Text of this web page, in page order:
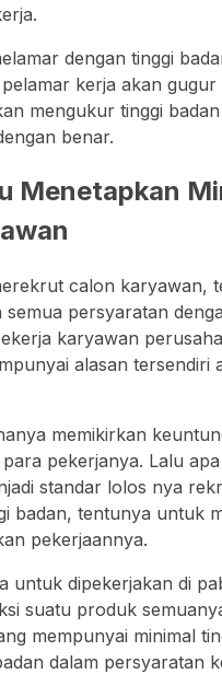
dengan tinggi
kerja akan gugur
mengukur tinggi
benar.
Menetapkan
calon karyawan,
persyaratan
karyawan
alasan tersendiri
memikirkan
pekerjanya. Lalu
standar lolos nya
badan, tentunya untuk
pekerjaannya.
untuk dipekerjakan di
suatu produk
mempunyai minimal
dalam persyaratan